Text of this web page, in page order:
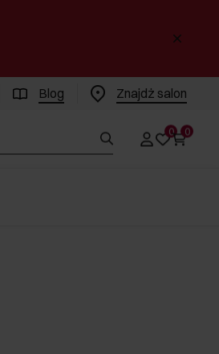
Blog Znajdż salon
0 0